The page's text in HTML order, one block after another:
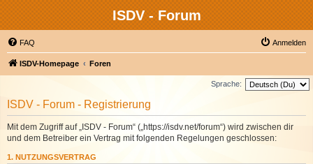
ISDV - Forum
FAQ Anmelden
ISDV-Homepage Foren
Sprache:
ISDV - Forum - Registrierung
Mit dem Zugriff auf „ISDV - Forum“ („https://isdv.net/forum“) wird zwischen dir
und dem Betreiber ein Vertrag mit folgenden Regelungen geschlossen:
1. NUTZUNGSVERTRAG